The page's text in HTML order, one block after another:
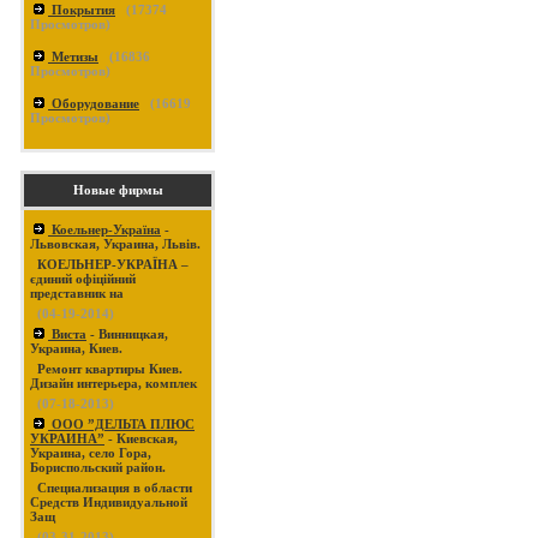
Покрытия (17374
Просмотров)
Метизы (16836
Просмотров)
Оборудование (16619
Просмотров)
Новые фирмы
Коельнер-Україна -
Львовская, Украина, Львів.
КОЕЛЬНЕР-УКРАЇНА –
єдиний офіційний
представник на
(04-19-2014)
Виста - Винницкая,
Украина, Киев.
Ремонт квартиры Киев.
Дизайн интерьера, комплек
(07-18-2013)
ООО ”ДЕЛЬТА ПЛЮС
УКРАИНА” - Киевская,
Украина, село Гора,
Бориспольский район.
Специализация в области
Средств Индивидуальной
Защ